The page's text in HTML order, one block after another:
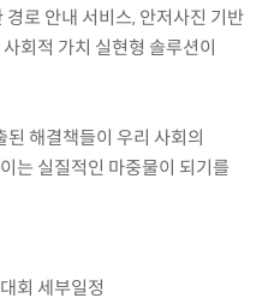
로 안내 서비스, 안저사진 기반
회적 가치 실현형 솔루션이
해결책들이 우리 사회의
는 실질적인 마중물이 되기를
회 세부일정